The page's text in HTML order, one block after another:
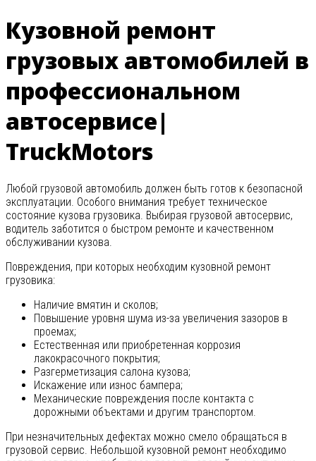
Кузовной ремонт
грузовых автомобилей в
профессиональном
автосервисе|
TruckMotors
Любой грузовой автомобиль должен быть готов к безопасной
эксплуатации. Особого внимания требует техническое
состояние кузова грузовика. Выбирая грузовой автосервис,
водитель заботится о быстром ремонте и качественном
обслуживании кузова.
Повреждения, при которых необходим кузовной ремонт
грузовика:
Наличие вмятин и сколов;
Повышение уровня шума из-за увеличения зазоров в
проемах;
Естественная или приобретенная коррозия
лакокрасочного покрытия;
Разгерметизация салона кузова;
Искажение или износ бампера;
Механические повреждения после контакта с
дорожными объектами и другим транспортом.
При незначительных дефектах можно смело обращаться в
грузовой сервис. Небольшой кузовной ремонт необходимо